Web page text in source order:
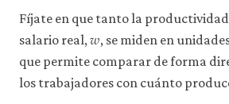
Fíjate en que tanto la
salario real, 𝑤, se miden en
que permite comparar de forma
los trabajadores con cuánto